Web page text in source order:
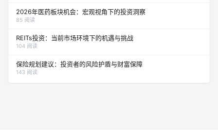
2026年医药板块机会：宏观视角下的投资洞察
85 阅读
REITs投资：当前市场环境下的机遇与挑战
104 阅读
保险规划建议：投资者的风险护盾与财富保障
143 阅读